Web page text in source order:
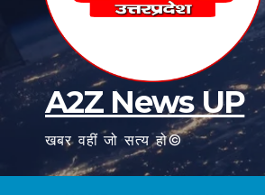
A2Z News UP
खबर वहीं जो सत्य हो©